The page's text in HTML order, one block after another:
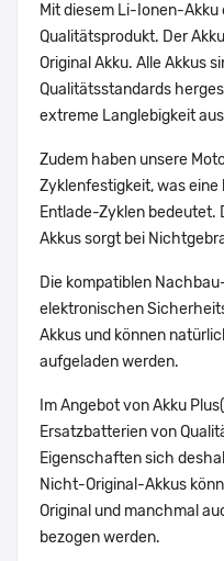
Mit diesem Li-Ionen-Akku
Qualitätsprodukt. Der
Original Akku. Alle Akkus
Qualitätsstandards
extreme Langlebigkeit
Zudem haben unsere
Zyklenfestigkeit, was
Entlade-Zyklen bedeutet.
Akkus sorgt bei
Die kompatiblen
elektronischen
Akkus und können
aufgeladen werden.
Im Angebot von Akku
Ersatzbatterien von
Eigenschaften sich
Nicht-Original-Akkus
Original und manchmal
bezogen werden.